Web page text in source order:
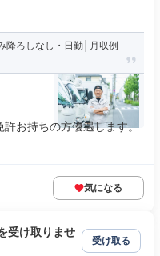
降ろしなし・日勤│月収例
お持ちの方優遇します。
気になる
受け取りませ
受け取る